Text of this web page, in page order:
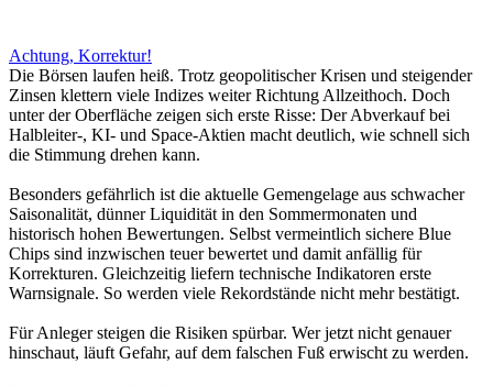
Achtung, Korrektur!
Die Börsen laufen heiß. Trotz geopolitischer Krisen und steigender
Zinsen klettern viele Indizes weiter Richtung Allzeithoch. Doch
unter der Oberfläche zeigen sich erste Risse: Der Abverkauf bei
Halbleiter-, KI- und Space-Aktien macht deutlich, wie schnell sich
die Stimmung drehen kann.
Besonders gefährlich ist die aktuelle Gemengelage aus schwacher
Saisonalität, dünner Liquidität in den Sommermonaten und
historisch hohen Bewertungen. Selbst vermeintlich sichere Blue
Chips sind inzwischen teuer bewertet und damit anfällig für
Korrekturen. Gleichzeitig liefern technische Indikatoren erste
Warnsignale. So werden viele Rekordstände nicht mehr bestätigt.
Für Anleger steigen die Risiken spürbar. Wer jetzt nicht genauer
hinschaut, läuft Gefahr, auf dem falschen Fuß erwischt zu werden.